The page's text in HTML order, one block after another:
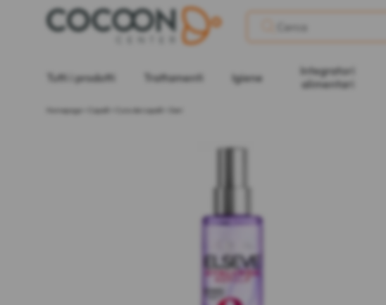
Tutti i prodotti Trattamenti Igiene
Integratori
alimentari
Homepage Capelli Cura dei capelli